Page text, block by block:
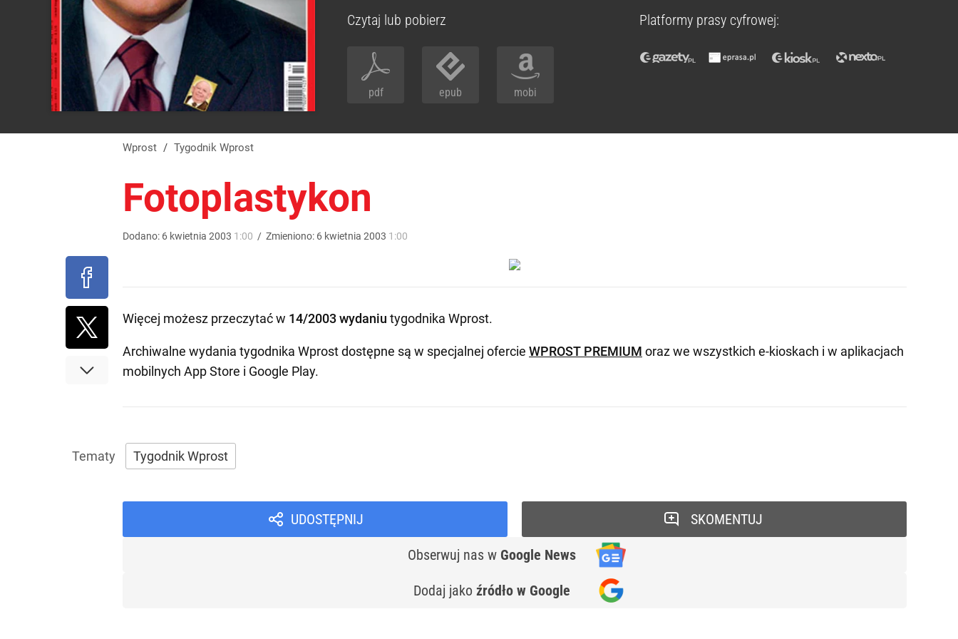
Czytaj lub pobierz
pdf epub mobi
Platformy prasy cyfrowej:
Wprost / Tygodnik Wprost
Fotoplastykon
Dodano: 6 kwietnia 2003 1:00 / Zmieniono: 6 kwietnia 2003 1:00
Więcej możesz przeczytać w 14/2003 wydaniu tygodnika Wprost.
Archiwalne wydania tygodnika Wprost dostępne są w specjalnej ofercie WPROST PREMIUM oraz we wszystkich e-kioskach i w aplikacjach
mobilnych App Store i Google Play.
Tygodnik Wprost
UDOSTĘPNIJ
Obserwuj nas w Google News
Dodaj jako źródło w Google
SKOMENTUJ